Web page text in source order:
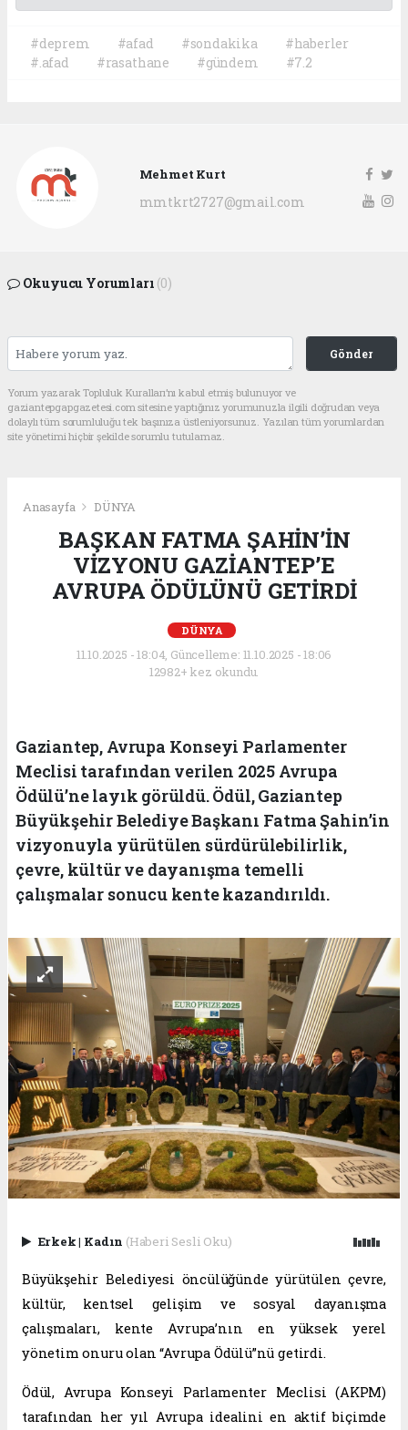
#deprem #afad #sondakika
#haberler
#.afad
#rasathane #gündem #7.2
Mehmet Kurt
mmtkrt2727@gmail.com
Okuyucu Yorumları (0)
Gönder
Yorum yazarak Topluluk Kuralları’nı kabul etmiş bulunuyor ve
gaziantepgapgazetesi.com sitesine yaptığınız yorumunuzla ilgili doğrudan veya
dolaylı tüm sorumluluğu tek başınıza üstleniyorsunuz. Yazılan tüm yorumlardan
site yönetimi hiçbir şekilde sorumlu tutulamaz.
Anasayfa DÜNYA
BAŞKAN FATMA ŞAHİN’İN
VİZYONU GAZİANTEP’E
AVRUPA ÖDÜLÜNÜ GETİRDİ
DÜNYA
11.10.2025 - 18:04, Güncelleme: 11.10.2025 - 18:06
12982+ kez okundu.
Gaziantep, Avrupa Konseyi Parlamenter
Meclisi tarafından verilen 2025 Avrupa
Ödülü’ne layık görüldü. Ödül, Gaziantep
Büyükşehir Belediye Başkanı Fatma Şahin’in
vizyonuyla yürütülen sürdürülebilirlik,
çevre, kültür ve dayanışma temelli
çalışmalar sonucu kente kazandırıldı.
Erkek| Kadın (Haberi Sesli Oku)
Büyükşehir Belediyesi öncülüğünde yürütülen çevre,
kültür, kentsel gelişim ve sosyal dayanışma
çalışmaları, kente Avrupa’nın en yüksek yerel
yönetim onuru olan “Avrupa Ödülü”nü getirdi.
Ödül, Avrupa Konseyi Parlamenter Meclisi (AKPM)
tarafından her yıl Avrupa idealini en aktif biçimde